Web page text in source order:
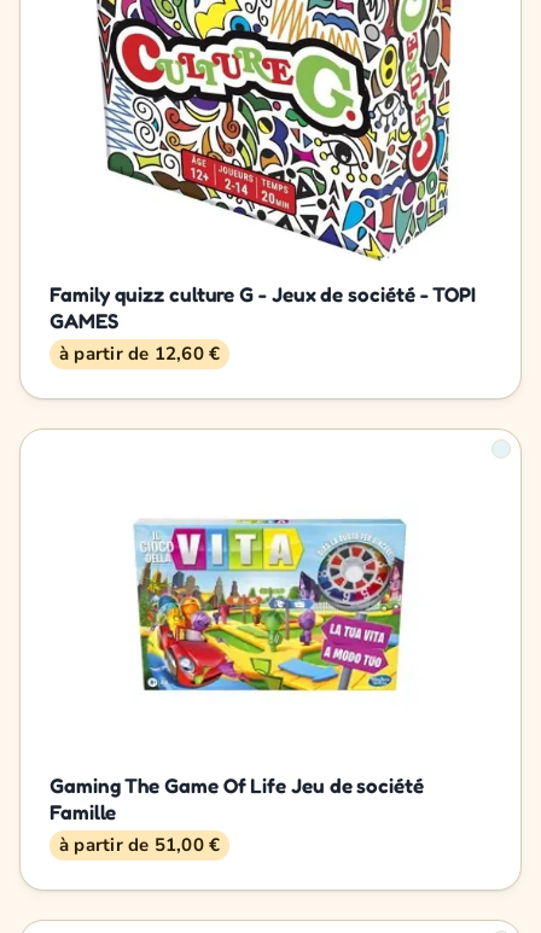
Family quizz culture G - Jeux de société - TOPI
GAMES
à partir de 12,60 €
Gaming The Game Of Life Jeu de société
Famille
à partir de 51,00 €